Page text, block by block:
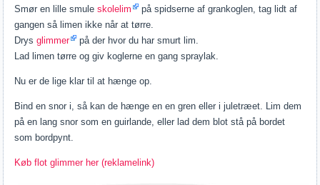
Smør en lille smuleskolelim
på spidserne af grankoglen, tag lidt af
gangen så limen ikke når at tørre.
Drysglimmer
på der hvor du har smurt lim.
Lad limen tørre og giv koglerne en gang spraylak.
Nu er de lige klar til at hænge op.
Bind en snor i, så kan de hænge en en gren eller i juletræet. Lim dem
på en lang snor som en guirlande, eller lad dem blot stå på bordet
som bordpynt.
Køb flot glimmer her (reklamelink)